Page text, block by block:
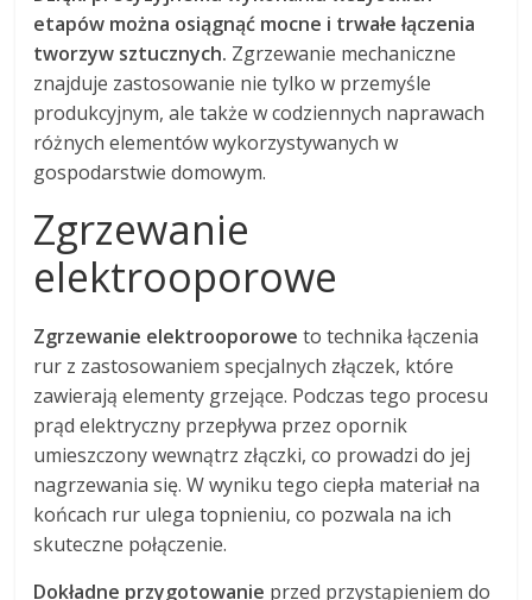
etapów można osiągnąć mocne i trwałe łączenia
tworzyw sztucznych. Zgrzewanie mechaniczne
znajduje zastosowanie nie tylko w przemyśle
produkcyjnym, ale także w codziennych naprawach
różnych elementów wykorzystywanych w
gospodarstwie domowym.
Zgrzewanie
elektrooporowe
Zgrzewanie elektrooporowe to technika łączenia
rur z zastosowaniem specjalnych złączek, które
zawierają elementy grzejące. Podczas tego procesu
prąd elektryczny przepływa przez opornik
umieszczony wewnątrz złączki, co prowadzi do jej
nagrzewania się. W wyniku tego ciepła materiał na
końcach rur ulega topnieniu, co pozwala na ich
skuteczne połączenie.
Dokładne przygotowanie przed przystąpieniem do